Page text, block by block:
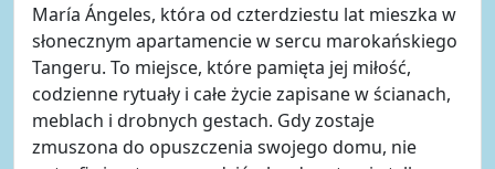
María Ángeles, która od czterdziestu lat mieszka w
słonecznym apartamencie w sercu marokańskiego
Tangeru. To miejsce, które pamięta jej miłość,
codzienne rytuały i całe życie zapisane w ścianach,
meblach i drobnych gestach. Gdy zostaje
zmuszona do opuszczenia swojego domu, nie